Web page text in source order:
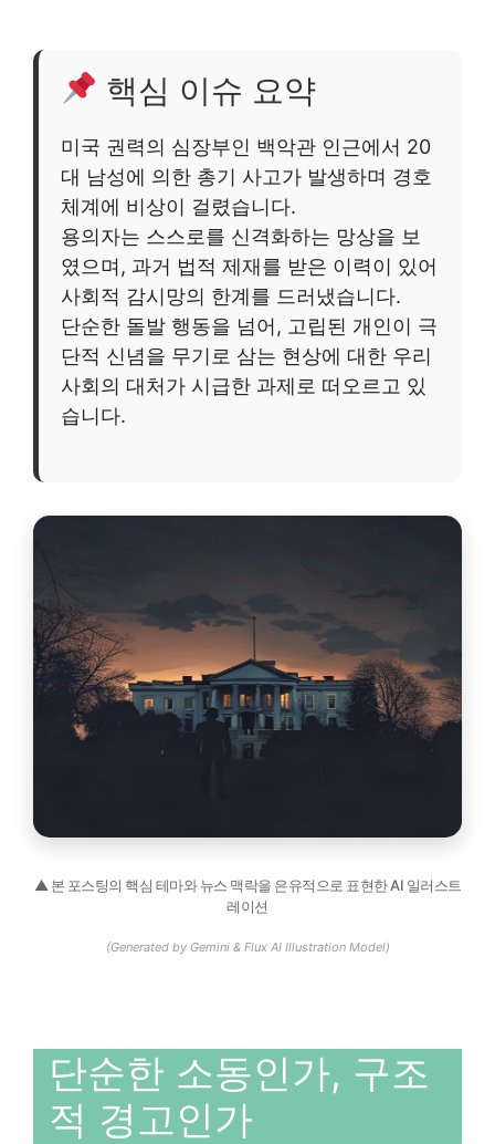
핵심 이슈 요약
미국 권력의 심장부인 백악관 인근에서 20
대 남성에 의한 총기 사고가 발생하며 경호
체계에 비상이 걸렸습니다.
용의자는 스스로를 신격화하는 망상을 보
였으며, 과거 법적 제재를 받은 이력이 있어
사회적 감시망의 한계를 드러냈습니다.
단순한 돌발 행동을 넘어, 고립된 개인이 극
단적 신념을 무기로 삼는 현상에 대한 우리
사회의 대처가 시급한 과제로 떠오르고 있
습니다.
▲ 본 포스팅의 핵심 테마와 뉴스 맥락을 은유적으로 표현한 AI 일러스트
레이션
(Generated by Gemini & Flux AI Illustration Model)
단순한 소동인가, 구조
적 경고인가